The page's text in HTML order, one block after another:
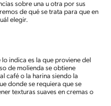
sobre una u otra por sus
de qué se trata para que en
elegir.
indica es la que proviene del
de molienda se obtiene
café o la harina siendo la
donde se requiera que se
texturas suaves en cremas o